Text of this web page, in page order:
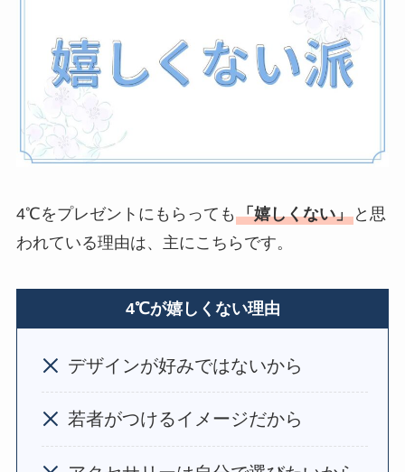
いしもらってもいら
ないのか調査！
ハンカチ•ハンドタオ
におしゃれなブラン
ボールペンのプレゼ
ントは嬉しくない
入れはどうする？
クリームのプレゼン
トは嬉しくない？セ
ンスいいものや1000
4℃をプレゼントにもらっても 「嬉しくない」と思
われている理由は、主にこちらです。
4℃が嬉しくない理由
デザインが好みではないから
若者がつけるイメージだから